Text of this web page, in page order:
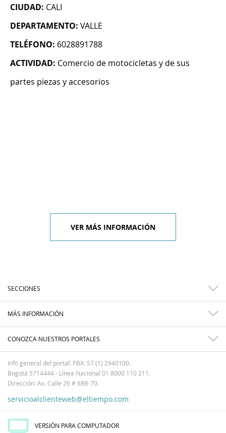
CIUDAD: CALI
DEPARTAMENTO: VALLE
TELÉFONO: 6028891788
ACTIVIDAD: Comercio de motocicletas y de sus
partes piezas y accesorios
VER MÁS INFORMACIÓN
SECCIONES
MÁS INFORMACIÓN
CONOZCA NUESTROS PORTALES
Info general del portal: PBX: 57 (1) 2940100.
Bogotá 5714444 - Línea Nacional 01 8000 110 211.
Dirección: Av. Calle 26 # 68B-70.
servicioalclienteweb@eltiempo.com
VERSIÓN PARA COMPUTADOR